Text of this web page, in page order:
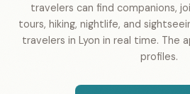
travelers can find companions,
tours, hiking, nightlife, and
travelers in Lyon in real time. The
profiles.